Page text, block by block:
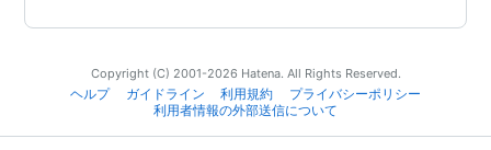
Copyright (C) 2001-2026 Hatena. All Rights Reserved.
ヘルプ
ガイドライン 利用規約
プライバシーポリシー
利用者情報の外部送信について